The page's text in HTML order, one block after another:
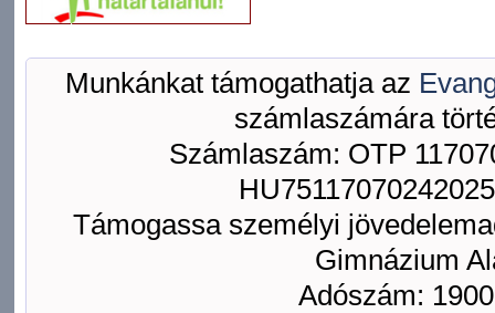
Munkánkat támogathatja az
számlaszámára
Számlaszám: OTP
Támogassa személyi
Gimnázium
Adószám: